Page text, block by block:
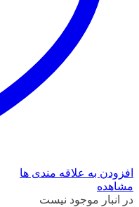
افزودن به علاقه مندی ها
مشاهده
در انبار موجود نیست